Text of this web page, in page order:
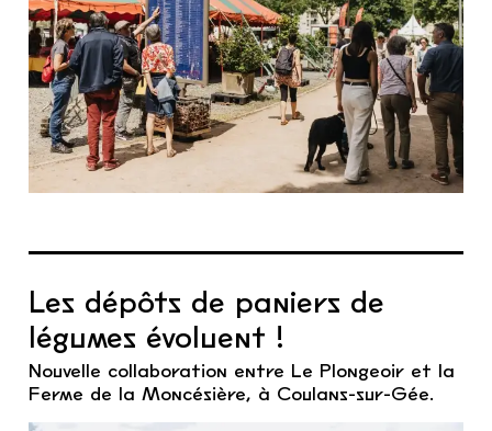
Les dépôts de paniers de
légumes évoluent !
Nouvelle collaboration entre Le Plongeoir et la
Ferme de la Moncésière, à Coulans-sur-Gée.